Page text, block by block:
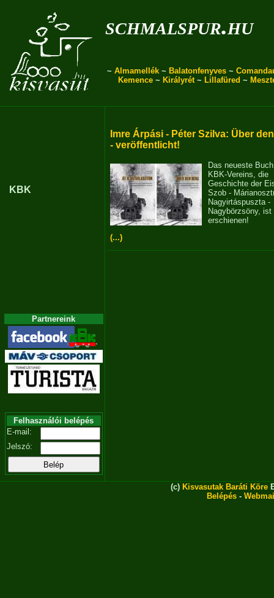
schmalspur.hu
~ Almamellék ~ Balatonfenyves ~
Kemence ~ Királyrét~ Lillafüred ~
KBK
Partnereink
Felhasználói belépés
E-mail:
Jelszó:
Imre Árpási - Péter Szilva: Über
- veröffentlicht!
Das neueste
KBK-Vereins, die
Geschichte der
Szob -
Nagyirtáspuszta -
Nagybörzsöny, ist
erschienen!
(...)
(c) Kisvasutak Baráti Köre
Belépés -